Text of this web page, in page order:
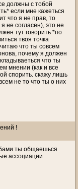
должны с тобой
если мне кажеться
что я не прав, то
не согласен), это не
тут говорить *по
твоя точка
что ты совсем
почему я должен
что ты
мнении (как и все
спорить. скажу лишь
не то что ты о них
!
ты общаешься
ассоциации